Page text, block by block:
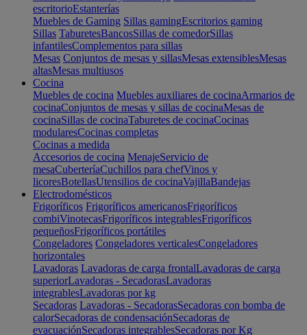
escritorioEstanterías
Muebles de Gaming Sillas gamingEscritorios gaming
Sillas TaburetesBancosSillas de comedorSillas
infantilesComplementos para sillas
Mesas Conjuntos de mesas y sillasMesas extensiblesMesas
altasMesas multiusos
Cocina
Muebles de cocina Muebles auxiliares de cocinaArmarios de
cocinaConjuntos de mesas y sillas de cocinaMesas de
cocinaSillas de cocinaTaburetes de cocinaCocinas
modularesCocinas completas
Cocinas a medida
Accesorios de cocina MenajeServicio de
mesaCuberteríaCuchillos para chefVinos y
licoresBotellasUtensilios de cocinaVajillaBandejas
Electrodomésticos
Frigoríficos Frigoríficos americanosFrigoríficos
combiVinotecasFrigoríficos integrablesFrigoríficos
pequeñosFrigoríficos portátiles
Congeladores Congeladores verticalesCongeladores
horizontales
Lavadoras Lavadoras de carga frontalLavadoras de carga
superiorLavadoras - SecadorasLavadoras
integrablesLavadoras por kg
Secadoras Lavadoras - SecadorasSecadoras con bomba de
calorSecadoras de condensaciónSecadoras de
evacuaciónSecadoras integrablesSecadoras por Kg